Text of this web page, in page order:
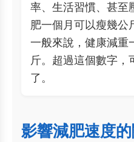
率、生活習慣、甚至
肥一個月可以瘦幾公
一般來說，健康減重
斤。超過這個數字，
了。
影響減肥速度